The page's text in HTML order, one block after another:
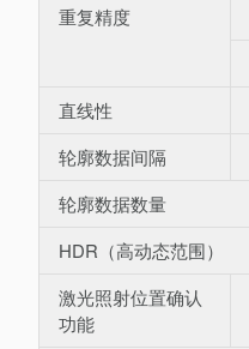
重复精度
直线性
轮廓数据间隔
轮廓数据数量
HDR（高动态范围）
激光照射位置确认
功能